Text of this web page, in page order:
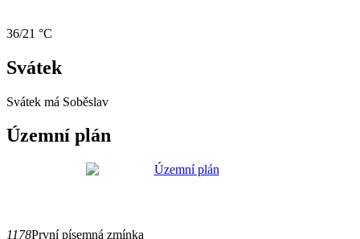
36/21 °C
Svátek
Svátek má Soběslav
Územní plán
1178První písemná zmínka